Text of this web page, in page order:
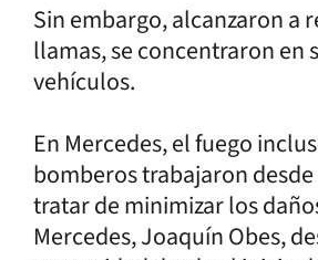
Sin embargo, alcanzaron a
llamas, se concentraron en
vehículos.
En Mercedes, el fuego
bomberos trabajaron
tratar de minimizar los
Mercedes, Joaquín Obes,